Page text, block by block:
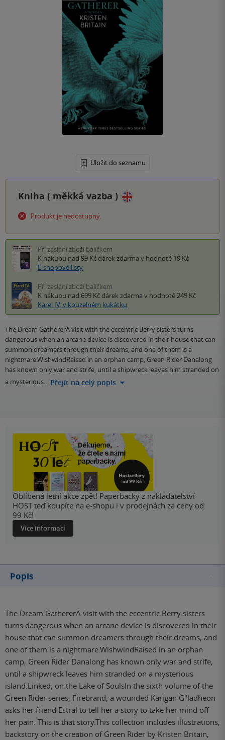
Uložit do seznamu
Kniha ( měkká vazba )
Produkt je nedostupný.
Při zaslání zboží balíčkem
K nákupu nad 99 Kč dárek zdarma v hodnotě 19 Kč
E-shopové listy
Při zaslání zboží balíčkem
K nákupu nad 699 Kč dárek zdarma v hodnotě 249 Kč
Karel IV. v kouzelném kukátku
The Dream GathererA visit with the eccentric Berry sisters turns
dangerous when an arcane device is discovered in their house that can
summon dreamers through their dreams, and one of them is a
nightmare.WishwindRaised in an orphan camp, Green Rider Danalong
has known only war and strife, until a shipwreck leaves him stranded on
a mysterious… Přejít na celý popis
Oblíbená letní akce zpět! Paperbacky z nakladatelství
HOST teď koupíte na e-shopu i v prodejnách za ceny od
99 Kč!
Více informací
Popis
The Dream GathererA visit with the eccentric Berry sisters
turns dangerous when an arcane device is discovered in their
house that can summon dreamers through their dreams, and
one of them is a nightmare.WishwindRaised in an orphan
camp, Green Rider Danalong has known only war and strife,
until a shipwreck leaves him stranded on a mysterious
island.Linked, on the Lake of SoulsIn the sixth volume of the
Green Rider series, Firebrand, a wounded Karigan G''ladheon
asks her friend Estral to tell her a story to take her mind off
her pain. This is that story.This collection includes illustrations,
backstory on the creation of Green Rider by Kristen Britain,